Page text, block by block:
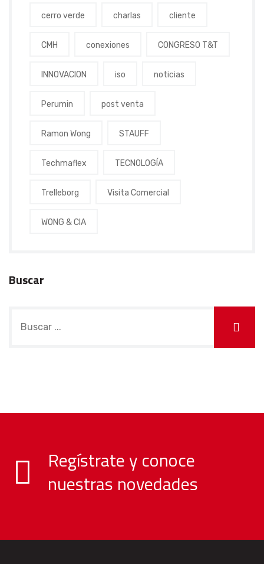
cerro verde charlas cliente
CMH conexiones CONGRESO T&T
INNOVACION iso noticias
Perumin post venta
Ramon Wong STAUFF
Techmaflex TECNOLOGÍA
Trelleborg Visita Comercial
WONG & CIA
Buscar
Regístrate y conoce
nuestras novedades